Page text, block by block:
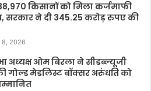
किसानों को मिला कर्जमाफी
सरकार ने दी 345.25 करोड़ रुपए की
8, 2026
अध्यक्ष ओम बिरला ने सीडब्ल्यूजी
गोल्ड मेडलिस्ट बॉक्सर अरुंधति को